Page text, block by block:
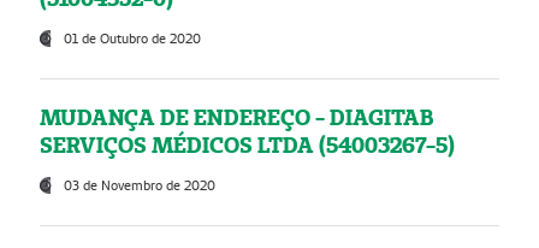
01 de Outubro de 2020
MUDANÇA DE ENDEREÇO - DIAGITAB
SERVIÇOS MÉDICOS LTDA (54003267-5)
03 de Novembro de 2020